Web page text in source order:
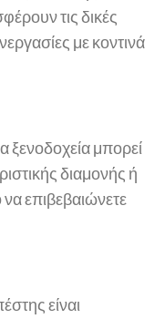
τις δικές
με κοντινά
ξενοδοχεία μπορεί
διαμονής ή
επιβεβαιώνετε
είναι